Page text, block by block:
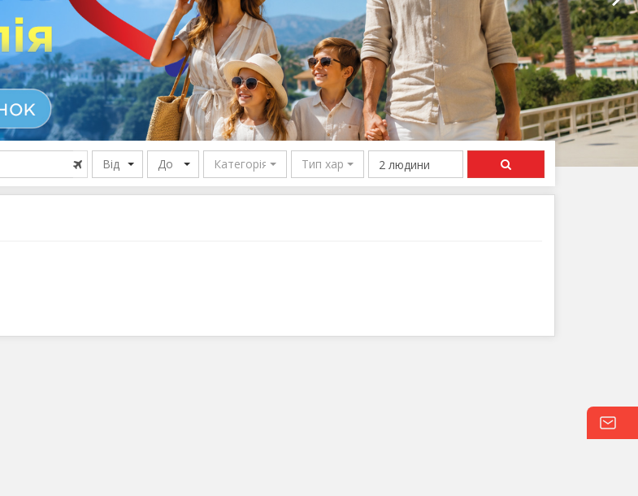
Домінікана
Єгипет
Ізраїль
Індія
Індонезія
Іспанія
Італія
Маврикій
Мальдіви
Мальта
Марокко
Мексика
ОАЕ
Хорватія
Чехія
Чорногорія
Швейцарія
Шрі-Ланка
Від До Категорія Тип харчування